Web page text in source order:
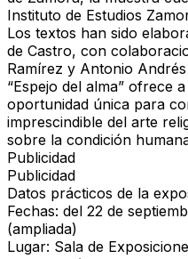
Instituto de Estudios
Los textos han sido
de Castro, con
Ramírez y Antonio
“Espejo del alma” ofrece
oportunidad única para
imprescindible del arte
sobre la condición
Publicidad
Publicidad
Datos prácticos de la
Fechas: del 22 de
(ampliada)
Lugar: Sala de